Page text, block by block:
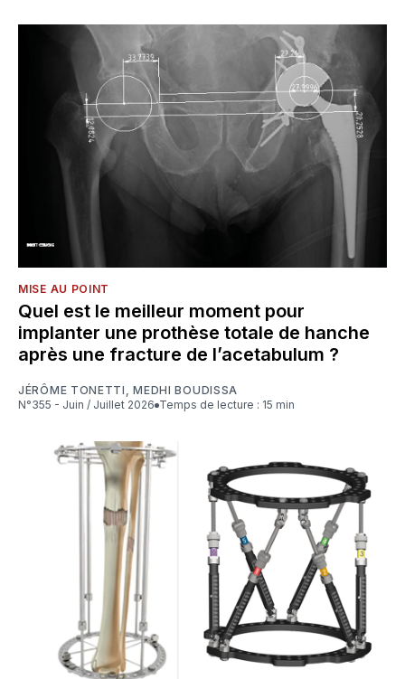
MISE AU POINT
Quel est le meilleur moment pour
implanter une prothèse totale de hanche
après une fracture de l’acetabulum ?
JÉRÔME TONETTI ,MEDHI BOUDISSA
N°355 - Juin / Juillet 2026
Temps de lecture : 15 min